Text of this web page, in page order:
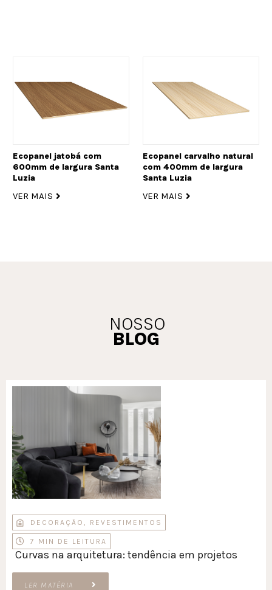
Ecopanel jatobá com
600mm de largura Santa
Luzia
VER MAIS
Ecopanel carvalho natural
com 400mm de largura
Santa Luzia
VER MAIS
NOSSO
BLOG
DECORAÇÃO , REVESTIMENTOS
7 MIN DE LEITURA
Curvas na arquitetura: tendência em projetos
LER MATÉRIA